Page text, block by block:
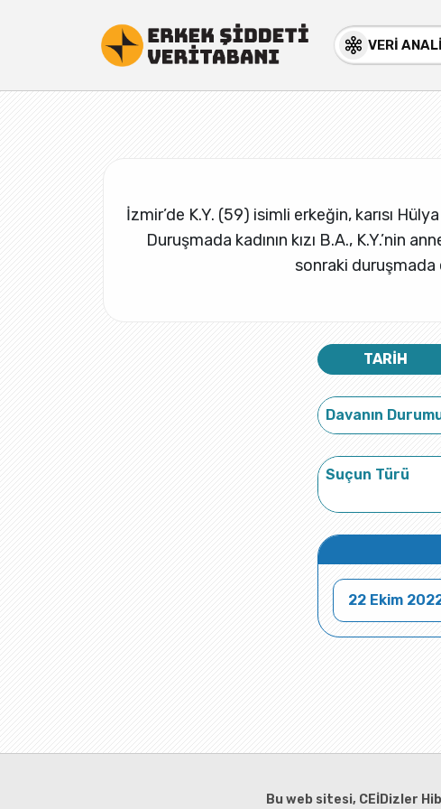
VERİ
İzmir’de K.Y. (59) isimli erkeğin, karısı
Duruşmada kadının kızı B.A.,
sonraki duruşmada
TARİH
Davanın
Suçun Türü
22 Ekim
Bu web sitesi, CEİDizler